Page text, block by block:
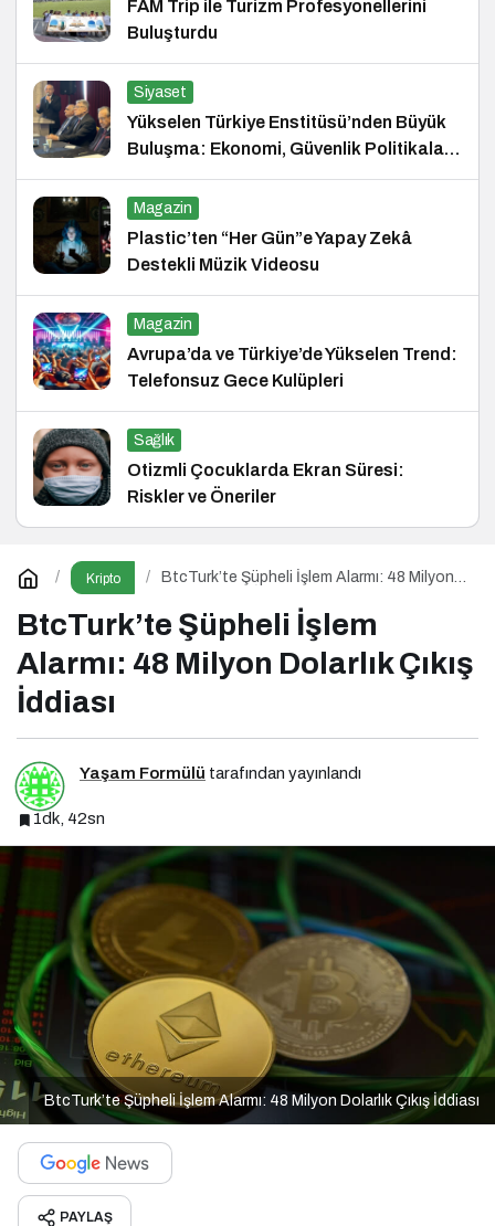
FAM Trip ile Turizm Profesyonellerini
Buluşturdu
Siyaset
Yükselen Türkiye Enstitüsü’nden Büyük
Buluşma: Ekonomi, Güvenlik Politikaları
ve Hukuk Konferansı
Magazin
Plastic’ten “Her Gün”e Yapay Zekâ
Destekli Müzik Videosu
Magazin
Avrupa’da ve Türkiye’de Yükselen Trend:
Telefonsuz Gece Kulüpleri
Sağlık
Otizmli Çocuklarda Ekran Süresi:
Riskler ve Öneriler
Kripto
BtcTurk’te Şüpheli İşlem Alarmı: 48 Milyon
BtcTurk’te Şüpheli İşlem
Alarmı: 48 Milyon Dolarlık Çıkış
İddiası
Yaşam Formülü tarafından yayınlandı
1dk, 42sn
BtcTurk’te Şüpheli İşlem Alarmı: 48 Milyon Dolarlık Çıkış İddiası
PAYLAŞ